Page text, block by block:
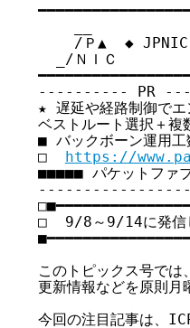
/Ｐ▲  ◆ JPNIC
  _/ＮＩＣ
---------- PR
★ 遅延や経路制御で
ベストルート選択＋複
■ バックボーン運用
□ https://
■■■■■ パケットファ
□  9/8～9/14に発信
このトピックス号で
更新情報などを原則月
今回の注目記事は、